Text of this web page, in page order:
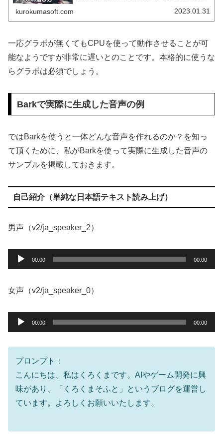
kurokumasoft.com 2023.01.31
一応グラボが無くてもCPUを使って動作させることが可
能なようですが非常に遅いとのことです。本格的に使うな
らグラボは必須でしょう。
Barkで実際に生成した音声の例
ではBarkを使うと一体どんな音声を作れるのか？を知っ
て頂くために、私がBarkを使って実際に生成した音声の
サンプルを掲載しておきます。
自己紹介（単純な日本語テキスト読み上げ）
男声（v2/ja_speaker_2）
声
ー
00:00 00:00
女声（v2/ja_speaker_0）
声
プ
00:00 00:00
プロンプト：
こんにちは、私はくろくまです。AIやゲーム開発に興
味があり、「くろくまそふと」というブログを運営し
ています。よろしくお願いいたします。